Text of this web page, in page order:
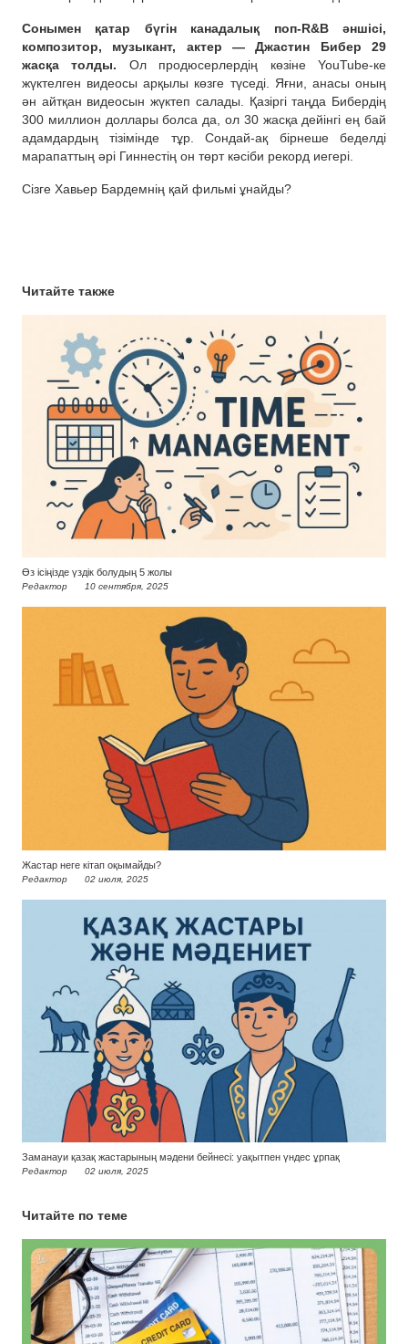
Сонымен қатар бүгін канадалық поп-R&B әншісі,
композитор, музыкант, актер — Джастин Бибер 29
жасқа толды. Ол продюсерлердің көзіне YouTube-ке
жүктелген видеосы арқылы көзге түседі. Яғни, анасы оның
ән айтқан видеосын жүктеп салады. Қазіргі таңда Бибердің
300 миллион доллары болса да, ол 30 жасқа дейінгі ең бай
адамдардың тізімінде тұр. Сондай-ақ бірнеше беделді
марапаттың әрі Гиннестің он төрт кәсіби рекорд иегері.
Сізге Хавьер Бардемнің қай фильмі ұнайды?
Читайте также
Өз ісіңізде үздік болудың 5 жолы
Редактор 10 сентября, 2025
Жастар неге кітап оқымайды?
Редактор 02 июля, 2025
Заманауи қазақ жастарының мәдени бейнесі: уақытпен үндес ұрпақ
Редактор 02 июля, 2025
Читайте по теме